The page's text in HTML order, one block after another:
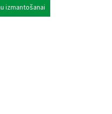
izmantošanai